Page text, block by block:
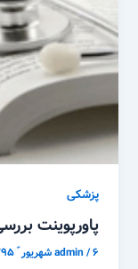
پزشکی
پاورپوینت
admin/۶ شهریور ّ ۱۳۹۵